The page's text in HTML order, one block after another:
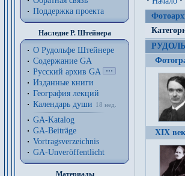
Поддержка проекта
Наследие Р. Штейнера
О Рудольфе Штейнере
Содержание GA
Русский архив GA
Изданные книги
География лекций
Календарь души
18 нед.
GA-Katalog
GA-Beiträge
Vortragsverzeichnis
GA-Unveröffentlicht
Материалы
XIX